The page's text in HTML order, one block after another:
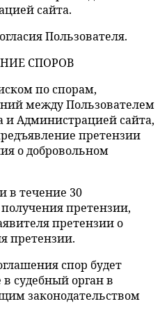
сайта.
Пользователя.
СПОРОВ
по спорам,
между Пользователем
и Администрацией сайта,
претензии
о добровольном
в течение 30
претензии,
претензии о
претензии.
спор будет
судебный орган в
законодательством